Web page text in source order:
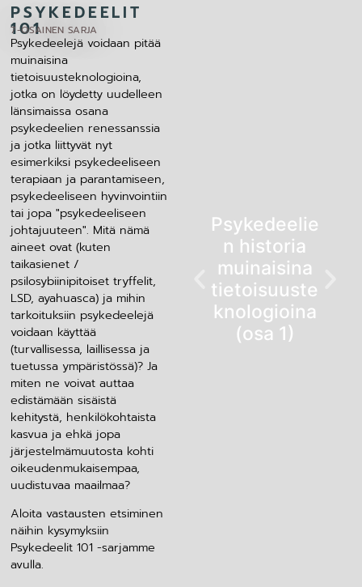
PSYKEDEELIT
101
7-OSAINEN SARJA
Psykedeelejä voidaan pitää
muinaisina
tietoisuusteknologioina,
jotka on löydetty uudelleen
länsimaissa osana
psykedeelien renessanssia
ja jotka liittyvät nyt
esimerkiksi psykedeeliseen
terapiaan ja parantamiseen,
psykedeeliseen hyvinvointiin
tai jopa "psykedeeliseen
johtajuuteen". Mitä nämä
aineet ovat (kuten
taikasienet /
psilosybiinipitoiset tryffelit,
LSD, ayahuasca) ja mihin
tarkoituksiin psykedeelejä
voidaan käyttää
(turvallisessa, laillisessa ja
tuetussa ympäristössä)? Ja
miten ne voivat auttaa
edistämään sisäistä
kehitystä, henkilökohtaista
kasvua ja ehkä jopa
järjestelmämuutosta kohti
oikeudenmukaisempaa,
uudistuvaa maailmaa?
Aloita vastausten etsiminen
näihin kysymyksiin
Psykedeelit 101 -sarjamme
avulla.
Psykedeelie
n historia
muinaisina
tietoisuuste
knologioina
(osa 1)